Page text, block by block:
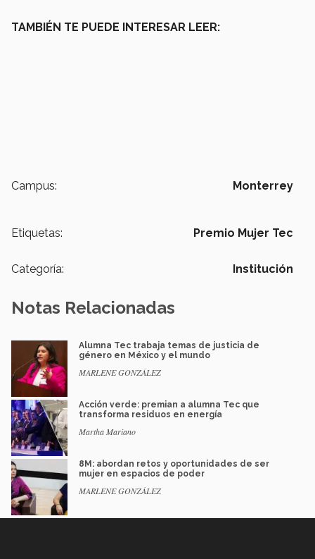
TAMBIÉN TE PUEDE INTERESAR LEER:
Campus: Monterrey
Etiquetas: Premio Mujer Tec
Categoría: Institución
Notas Relacionadas
Alumna Tec trabaja temas de justicia de
género en México y el mundo
MARLENE GONZÁLEZ
Acción verde: premian a alumna Tec que
transforma residuos en energía
Martha Mariano
8M: abordan retos y oportunidades de ser
mujer en espacios de poder
MARLENE GONZÁLEZ